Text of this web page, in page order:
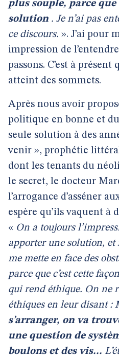
plus souple, parce que
solution . Je n’ai pas
ce discours. ». J’ai pour
impression de
passons. C’est à présent
atteint des sommets.
Après nous avoir
politique en bonne et
seule solution à des
venir », prophétie
dont les tenants du
le secret, le docteur
l’arrogance d’asséner
espère qu’ils vaquent à
« On a toujours
apporter une solution, et
me mette en face des
parce que c’est cette
qui rend éthique. On ne
éthiques en leur disant :
s’arranger, on va
une question de
boulons et des vis...